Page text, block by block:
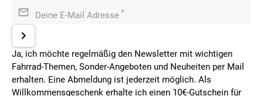
Deine E-Mail Adresse *
Ja, ich möchte regelmäßig den Newsletter mit wichtigen
Fahrrad-Themen, Sonder-Angeboten und Neuheiten per Mail
erhalten. Eine Abmeldung ist jederzeit möglich. Als
Willkommensgeschenk erhalte ich einen 10€-Gutschein für